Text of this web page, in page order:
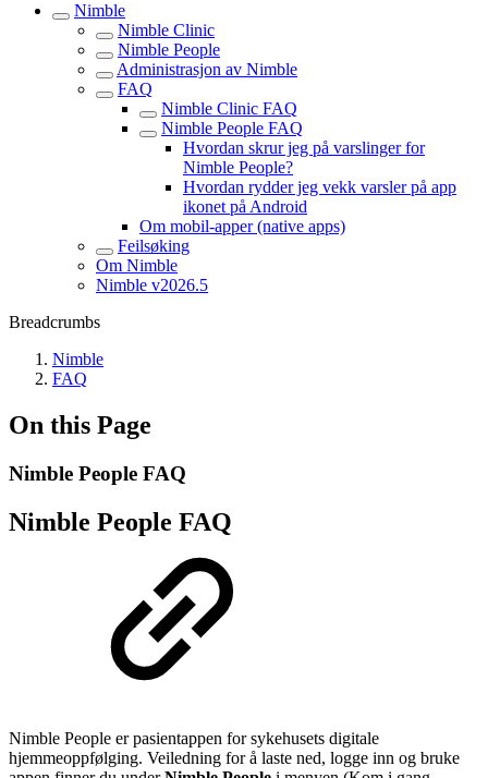
Nimble
Nimble Clinic
Nimble People
Administrasjon av Nimble
FAQ
Nimble Clinic FAQ
Nimble People FAQ
Hvordan skrur jeg på varslinger for
Nimble People?
Hvordan rydder jeg vekk varsler på app
ikonet på Android
Om mobil-apper (native apps)
Feilsøking
Om Nimble
Nimble v2026.5
Breadcrumbs
Nimble
FAQ
On this Page
Nimble People FAQ
Nimble People FAQ
Nimble People er pasientappen for sykehusets digitale
hjemmeoppfølging. Veiledning for å laste ned, logge inn og bruke